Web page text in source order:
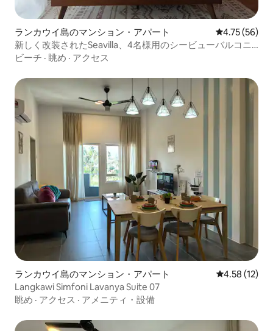
ランカウイ島のマンション・アパート レビュー56
4.75 (56)
新しく改装されたSeavilla、4名様用のシービューバルコニ
ー付き
ビーチ · 眺め · アクセス
ランカウイ島のマンション・アパート レビュー12
4.58 (12)
Langkawi Simfoni Lavanya Suite 07
眺め · アクセス · アメニティ・設備